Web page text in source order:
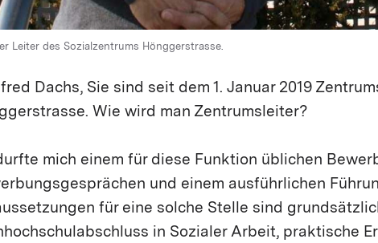
Leiter des Sozialzentrums Hönggerstrasse.
Dachs, Sie sind seit dem 1. Januar 2019
Wie wird man Zentrumsleiter?
mich einem für diese Funktion üblichen
und einem ausführlichen
für eine solche Stelle sind
in Sozialer Arbeit, praktische